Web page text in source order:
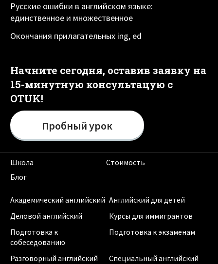
Русские ошибки в английском языке:
единственное и множественное
Окончания прилагательных ing, ed
Начните сегодня, оставив заявку на
15-минутную консультацую с
OTUK!
Пробный урок
Школа
Стоимость
Блог
Академический английский Английский для детей
Деловой английский
Курсы для иммигрантов
Подготовка к
собеседованию
Подготовка к экзаменам
Разговорный английский Специальный английский